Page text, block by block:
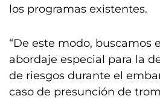
los programas existentes.
“De este modo, buscamos
abordaje especial para la
de riesgos durante el
caso de presunción de